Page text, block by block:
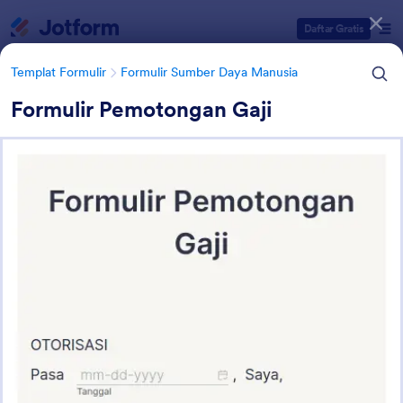
Daftar Gratis
Templat Formulir Formulir Sumber Daya Manusia
Formulir Pemotongan Gaji
Templat Formulir Formulir Sumber Daya Manusia
Formulir Informasi Karyawan
Kategori Templat Formulir